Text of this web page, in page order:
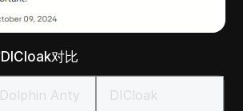
对比
Dolphin Anty DICloak